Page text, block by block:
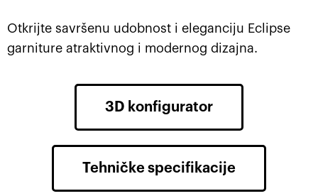
Otkrijte savršenu udobnost i eleganciju Eclipse
garniture atraktivnog i modernog dizajna.
3D konfigurator
Tehničke specifikacije